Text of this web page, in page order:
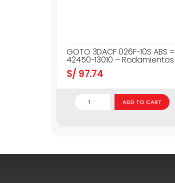
GOTO 3DACF 026F-10S ABS =
42450-13010 – Rodamientos
S/ 97.74
ADD TO CART